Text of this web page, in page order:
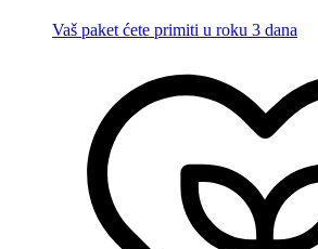
Vaš paket ćete primiti u roku 3 dana